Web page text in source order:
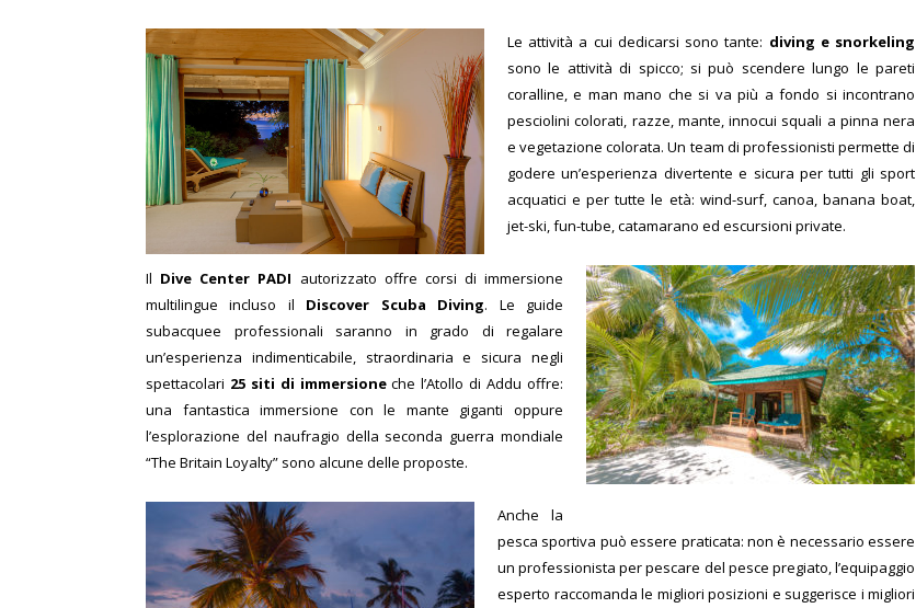
Le attività a cui dedicarsi sono tante: diving e snorkeling
sono le attività di spicco; si può scendere lungo le pareti
coralline, e man mano che si va più a fondo si incontrano
pesciolini colorati, razze, mante, innocui squali a pinna nera
e vegetazione colorata.Un team di professionisti permette di
godere un’esperienza divertente e sicura per tutti gli sport
acquatici e per tutte le età: wind-surf, canoa, banana boat,
jet-ski, fun-tube, catamarano ed escursioni private.
Il Dive Center PADI autorizzato offre corsi di immersione
multilingue incluso il Discover Scuba Diving. Le guide
subacquee professionali saranno in grado di regalare
un’esperienza indimenticabile, straordinaria e sicura negli
spettacolari 25 siti di immersioneche l’Atollo di Addu offre:
una fantastica immersione con le mante giganti oppure
l’esplorazione del naufragio della seconda guerra mondiale
“The Britain Loyalty” sono alcune delle proposte.
Anche la
pesca sportiva può essere praticata: non è necessario essere
un professionista per pescare del pesce pregiato, l’equipaggio
esperto raccomanda le migliori posizioni e suggerisce i migliori